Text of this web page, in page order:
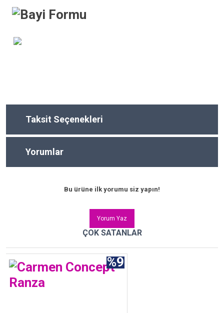
Taksit Seçenekleri
Yorumlar
Bu ürüne ilk yorumu siz yapın!
Yorum Yaz
ÇOK SATANLAR
%9